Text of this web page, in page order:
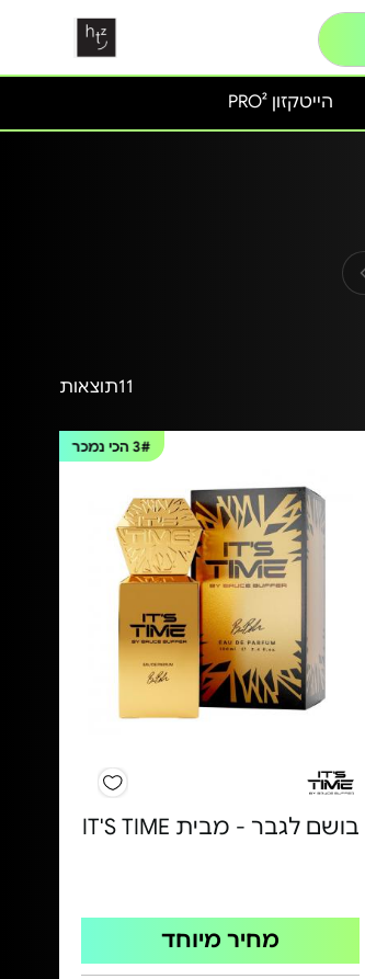
הייטקזון PRO²
11תוצאות
3#הכי נמכר
בושם לגבר - מבית IT'S TIME
מחיר מיוחד